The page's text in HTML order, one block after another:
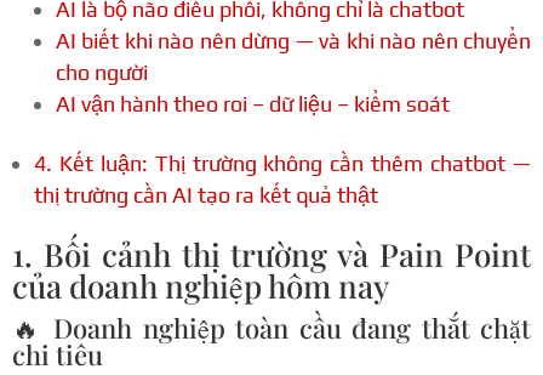
AI là bộ não điều phối, không chỉ là chatbot
AI biết khi nào nên dừng — và khi nào nên chuyển
cho người
AI vận hành theo roi – dữ liệu – kiểm soát
4. Kết luận: Thị trường không cần thêm chatbot —
thị trường cần AI tạo ra kết quả thật
1. Bối cảnh thị trường và Pain Point
của doanh nghiệp hôm nay
🔥 Doanh nghiệp toàn cầu đang thắt chặt
chi tiêu